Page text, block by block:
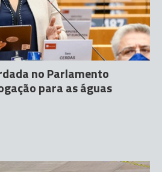
no Parlamento
para as águas